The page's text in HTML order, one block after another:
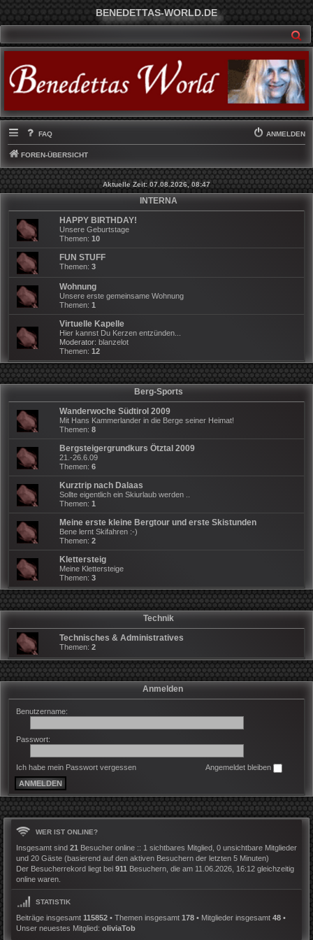
BENEDETTAS-WORLD.DE
FAQ ANMELDEN
FOREN-ÜBERSICHT
Aktuelle Zeit: 07.08.2026, 08:47
INTERNA
HAPPY BIRTHDAY!
Unsere Geburtstage
Themen: 10
FUN STUFF
Themen: 3
Wohnung
Unsere erste gemeinsame Wohnung
Themen: 1
Virtuelle Kapelle
Hier kannst Du Kerzen entzünden...
Moderator: blanzelot
Themen: 12
Berg-Sports
Wanderwoche Südtirol 2009
Mit Hans Kammerlander in die Berge seiner Heimat!
Themen: 8
Bergsteigergrundkurs Ötztal 2009
21.-26.6.09
Themen: 6
Kurztrip nach Dalaas
Sollte eigentlich ein Skiurlaub werden ..
Themen: 1
Meine erste kleine Bergtour und erste Skistunden
Bene lernt Skifahren :-)
Themen: 2
Klettersteig
Meine Klettersteige
Themen: 3
Technik
Technisches & Administratives
Themen: 2
Anmelden
Benutzername:
Passwort:
Ich habe mein Passwort vergessen Angemeldet bleiben
WER IST ONLINE?
Insgesamt sind 21 Besucher online :: 1 sichtbares Mitglied, 0 unsichtbare Mitglieder
und 20 Gäste (basierend auf den aktiven Besuchern der letzten 5 Minuten)
Der Besucherrekord liegt bei 911 Besuchern, die am 11.06.2026, 16:12 gleichzeitig
online waren.
STATISTIK
Beiträge insgesamt 115852 • Themen insgesamt 178 • Mitglieder insgesamt 48 •
Unser neuestes Mitglied: oliviaTob